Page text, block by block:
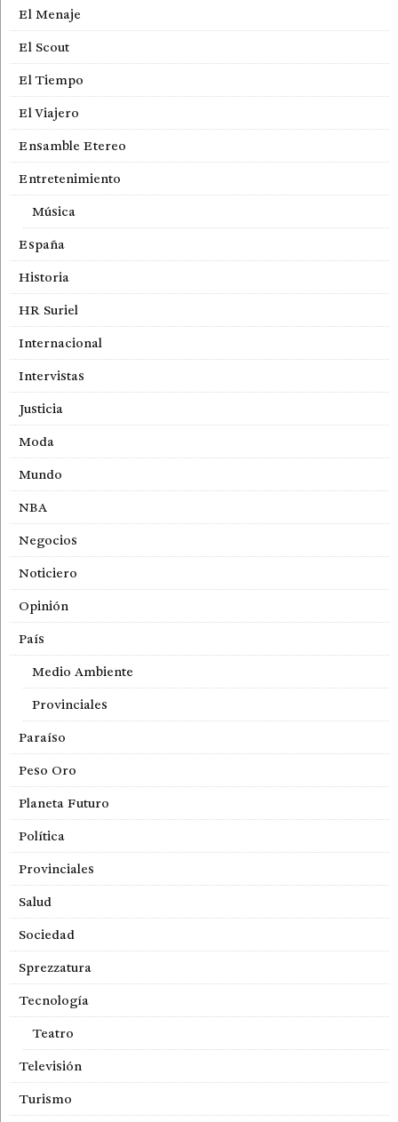
El Menaje
El Scout
El Tiempo
El Viajero
Ensamble Etereo
Entretenimiento
Música
España
Historia
HR Suriel
Internacional
Intervistas
Justicia
Moda
Mundo
NBA
Negocios
Noticiero
Opinión
País
Medio Ambiente
Provinciales
Paraíso
Peso Oro
Planeta Futuro
Política
Provinciales
Salud
Sociedad
Sprezzatura
Tecnología
Teatro
Televisión
Turismo